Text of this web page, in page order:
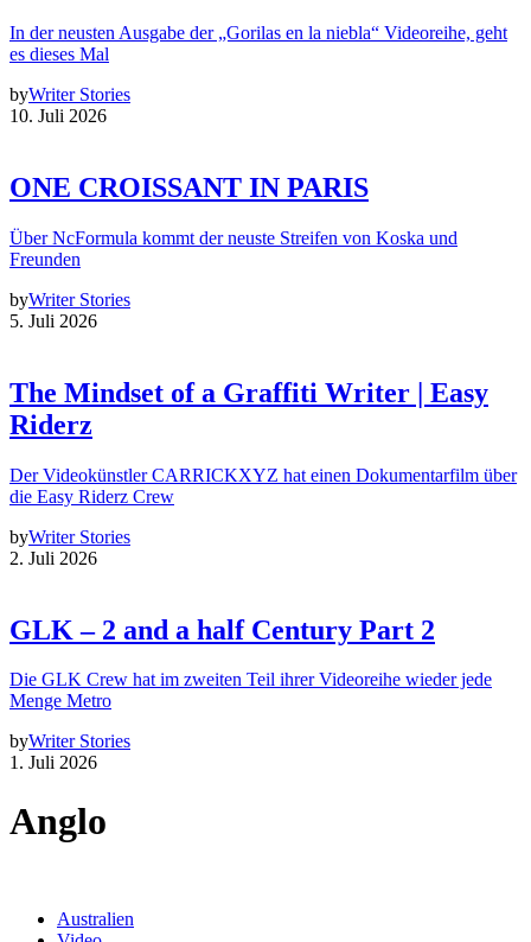
In der neusten Ausgabe der „Gorilas en la niebla“ Videoreihe, geht
es dieses Mal
byWriter Stories
10. Juli 2026
ONE CROISSANT IN PARIS
Über NcFormula kommt der neuste Streifen von Koska und
Freunden
byWriter Stories
5. Juli 2026
The Mindset of a Graffiti Writer | Easy
Riderz
Der Videokünstler CARRICKXYZ hat einen Dokumentarfilm über
die Easy Riderz Crew
byWriter Stories
2. Juli 2026
GLK – 2 and a half Century Part 2
Die GLK Crew hat im zweiten Teil ihrer Videoreihe wieder jede
Menge Metro
byWriter Stories
1. Juli 2026
Anglo
Australien